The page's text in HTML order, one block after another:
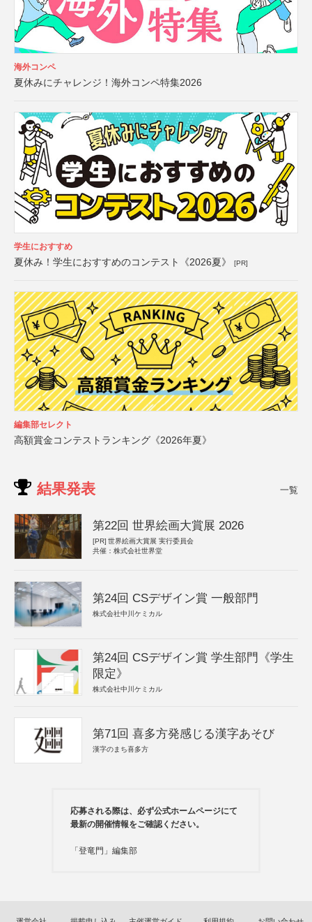
海外コンペ
夏休みにチャレンジ！海外コンペ特集2026
学生におすすめ
夏休み！学生におすすめのコンテスト《2026夏》 [PR]
編集部セレクト
高額賞金コンテストランキング《2026年夏》
結果発表 一覧
第22回 世界絵画大賞展 2026
[PR] 世界絵画大賞展 実行委員会
共催：株式会社世界堂
第24回 CSデザイン賞 一般部門
株式会社中川ケミカル
第24回 CSデザイン賞 学生部門《学生
限定》
株式会社中川ケミカル
第71回 喜多方発感じる漢字あそび
漢字のまち喜多方
応募される際は、必ず公式ホームページにて
最新の開催情報をご確認ください。
「登竜門」編集部